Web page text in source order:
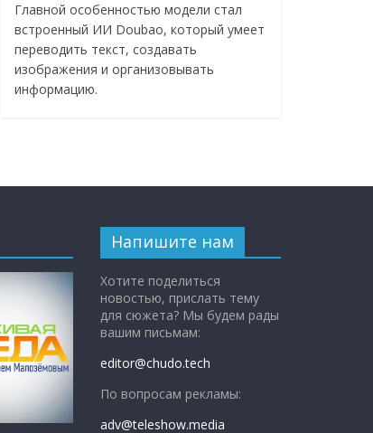
Главной особенностью модели стал
встроенный ИИ Doubao, который умеет
переводить текст, создавать
изображения и организовывать
информацию.
Напишите нам
Хотите поделиться
новостью, прислать тему
для сюжета? Мы будем рады
вашим письмам:
editor@chudo.tech
По вопросам рекламы:
adv@teleshow.media